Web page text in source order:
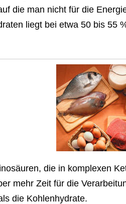
die man nicht für die
liegt bei etwa 50 bis 55
die in komplexen
mehr Zeit für die
die Kohlenhydrate.